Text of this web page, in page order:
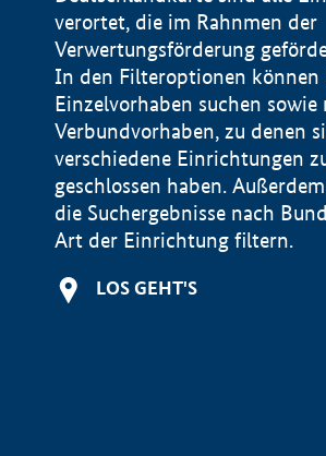
verortet, die im Rahnmen der
Verwertungsförderung
In den Filteroptionen können
Einzelvorhaben suchen sowie
Verbundvorhaben, zu denen
verschiedene Einrichtungen
geschlossen haben.
die Suchergebnisse nach
Art der Einrichtung filtern.
LOS GEHT'S